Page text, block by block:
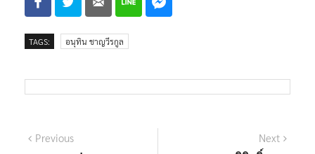
TAGS: อนุทิน ชาญวีรกูล
แนะแนว
PreviousPrevious
Next